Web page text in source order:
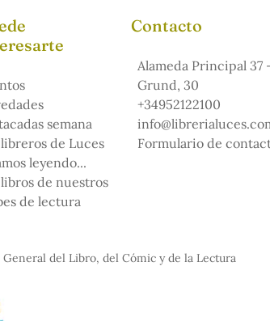
semana
libreros de Luces
leyendo...
libros de nuestros
de lectura
Contacto
Alameda Principal
Grund, 30
+34952122100
Formulario de
del Libro, del Cómic y de la Lectura